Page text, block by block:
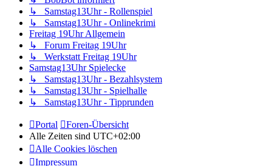
↳ Samstag13Uhr - Rollenspiel
↳ Samstag13Uhr - Onlinekrimi
Freitag 19Uhr Allgemein
↳ Forum Freitag 19Uhr
↳ Werkstatt Freitag 19Uhr
Samstag13Uhr Spielecke
↳ Samstag13Uhr - Bezahlsystem
↳ Samstag13Uhr - Spielhalle
↳ Samstag13Uhr - Tipprunden
Portal
Foren-Übersicht
Alle Zeiten sind UTC+02:00
Alle Cookies löschen
Impressum